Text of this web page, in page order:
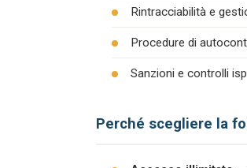
Rintracciabilità e
Procedure di
Sanzioni e controlli
Perché scegliere la